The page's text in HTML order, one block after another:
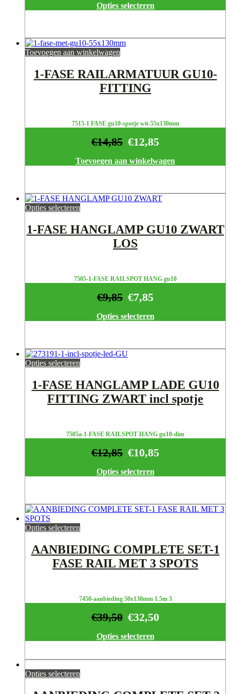
Opties selecteren
Toevoegen aan winkelwagen
1-FASE RAILARMATUUR GU10-
FITTING
7515-1 FASE gu10-spotje wit-55x130mm
€12,85
€14,85
Toevoegen aan winkelwagen
Opties selecteren
1-FASE HANGLAMP GU10 ZWART
LOS
7505-1-FASE RAILSPOT HANG gu10
€7,85
€9,85
Opties selecteren
Opties selecteren
1-FASE HANGLAMP LADE GU10
FITTING ZWART incl spotje
7505a-1-FASE RAILSPOT HANG gu10-dim
€10,85
€12,85
Opties selecteren
Opties selecteren
AANBIEDING COMPLETE SET-1
FASE RAIL MET 3 SPOTS
7450-aanbieding 50x130mm 1.5m 3
€32,50
€39,50
Opties selecteren
Opties selecteren